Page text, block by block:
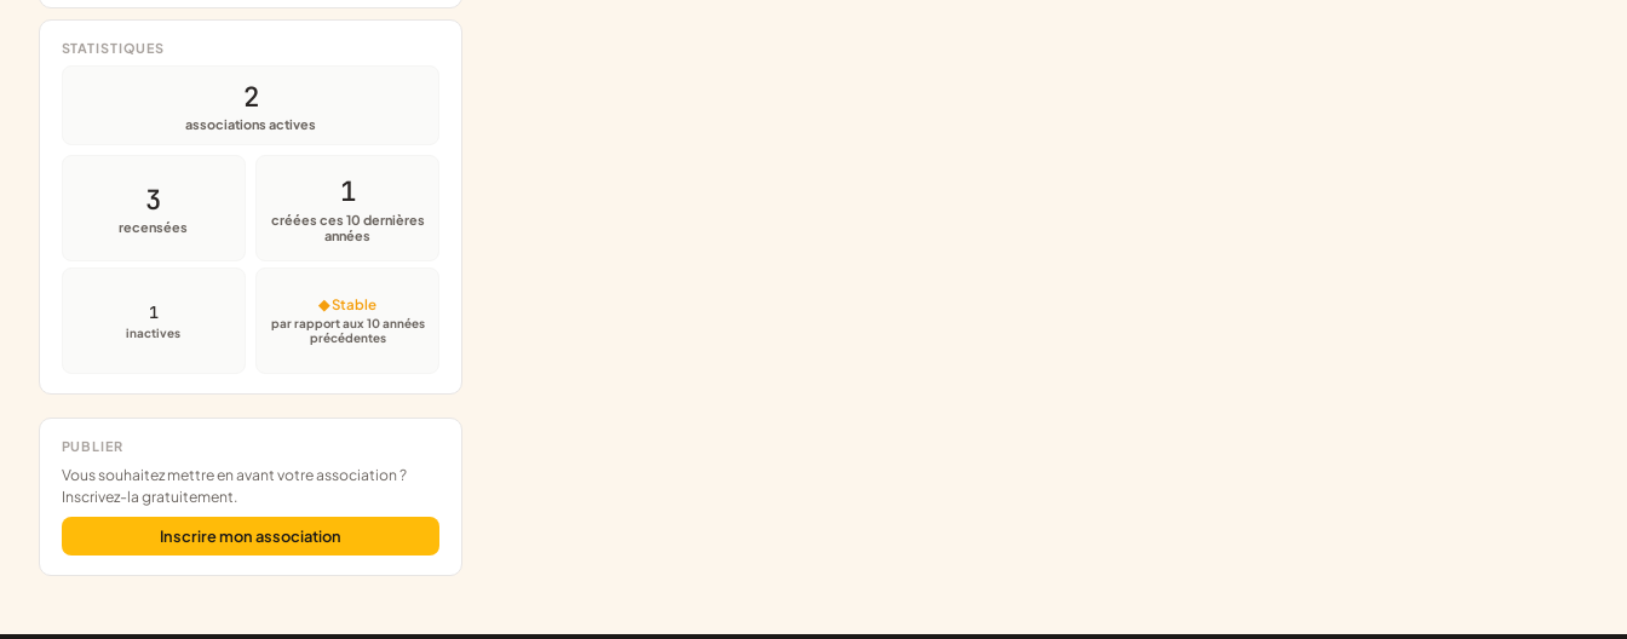
STATISTIQUES
2
associations actives
3
recensées
1
créées ces 10 dernières
années
1
inactives
◆ Stable
par rapport aux 10 années
précédentes
PUBLIER
Vous souhaitez mettre en avant votre association ?
Inscrivez-la gratuitement.
Inscrire mon association